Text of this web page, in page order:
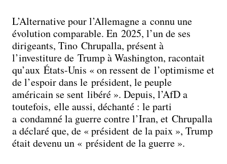
L’Alternative pour l’Allemagne a connu une
évolution comparable. En 2025, l’un de ses
dirigeants, Tino Chrupalla, présent à
l’investiture de Trump à Washington, racontait
qu’aux États-Unis « on ressent de l’optimisme et
de l’espoir dans le président, le peuple
américain se sent libéré ». Depuis, l’AfD a
toutefois, elle aussi, déchanté : le parti
a condamné la guerre contre l’Iran, et Chrupalla
a déclaré que, de « président de la paix », Trump
était devenu un « président de la guerre ».